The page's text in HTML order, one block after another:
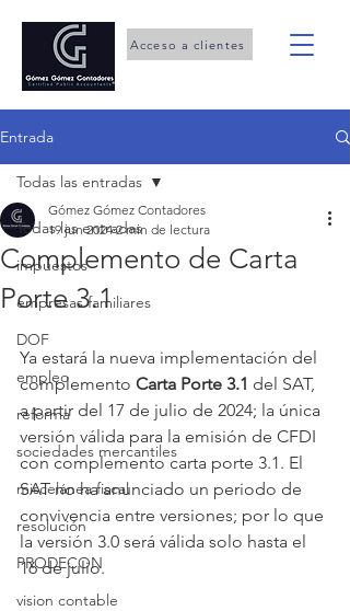
Acceso a clientes
Entrada
Todas las entradas
impuestos
empresas familiares
DOF
empleo
reforma
sociedades mercantiles
miscelánea fiscal
resolución
PRODECON
vision contable
Todas las entradas
Complemento de Carta
Porte 3.1
Gómez Gómez Contadores
19 jun 2024 2 min de lectura
Ya estará la nueva implementación del
complemento Carta Porte 3.1 del SAT,
a partir del 17 de julio de 2024; la única
versión válida para la emisión de CFDI
con complemento carta porte 3.1. El
SAT no ha anunciado un periodo de
convivencia entre versiones; por lo que
la versión 3.0 será válida solo hasta el
16 de julio.